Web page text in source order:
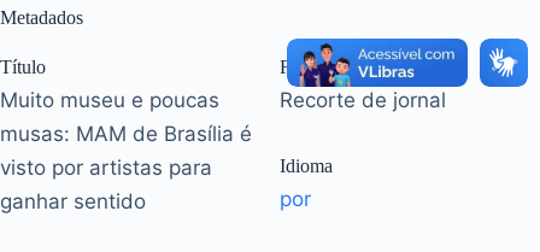
Metadados
Título
Muito museu e poucas
musas: MAM de Brasília é
visto por artistas para
ganhar sentido
Formato
Recorte de jornal
Idioma
por